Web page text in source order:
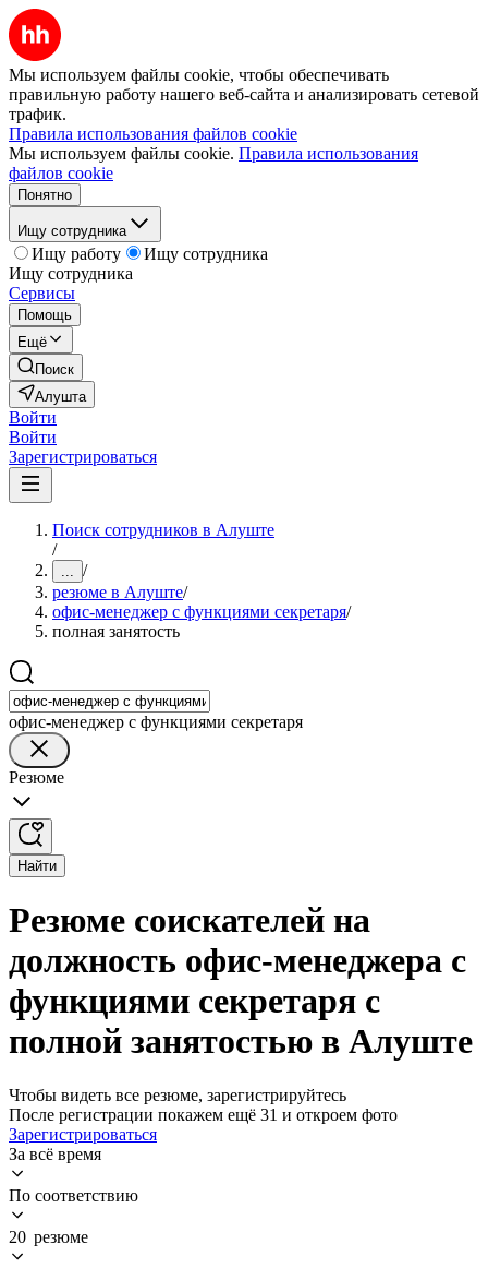
Мы используем файлы cookie, чтобы обеспечивать
правильную работу нашего веб-сайта и анализировать сетевой
трафик.
Правила использования файлов cookie
Мы используем файлы cookie. Правила использования
файлов cookie
Понятно
Ищу сотрудника
Ищу работу
Ищу сотрудника
Ищу сотрудника
Сервисы
Помощь
Ещё
Поиск
Алушта
Войти
Войти
Зарегистрироваться
Поиск сотрудников в Алуште
/
... /
резюме в Алуште/
офис-менеджер с функциями секретаря/
полная занятость
офис-менеджер с функциями секретаря
Резюме
Найти
Резюме соискателей на
должность офис-менеджера с
функциями секретаря с
полной занятостью в Алуште
Чтобы видеть все резюме, зарегистрируйтесь
После регистрации покажем ещё 31 и откроем фото
Зарегистрироваться
За всё время
По соответствию
20 резюме